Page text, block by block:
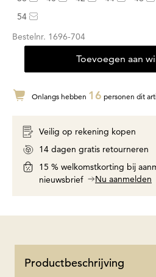
54
Bestelnr. 1696-704
Toevoegen aan
Onlangs hebben 16 personen dit
Veilig op rekening kopen
14 dagen gratis retourneren
15 % welkomstkorting bij
nieuwsbrief
Nu aanmelden
Productbeschrijving